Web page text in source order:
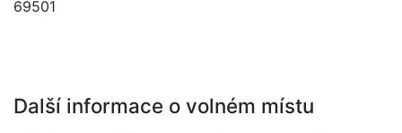
69501
Další informace o volném místu